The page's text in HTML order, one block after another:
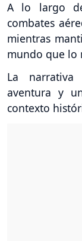
A lo largo
combates
mientras
mundo que lo
La narrativa
aventura y
contexto